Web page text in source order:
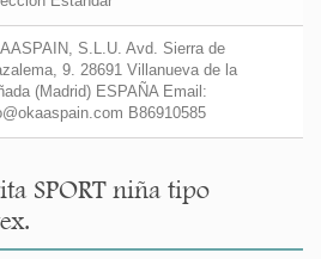
S.L.U. Avd. Sierra de
9. 28691 Villanueva de la
(Madrid) ESPAÑA Email:
B86910585
SPORT niña tipo